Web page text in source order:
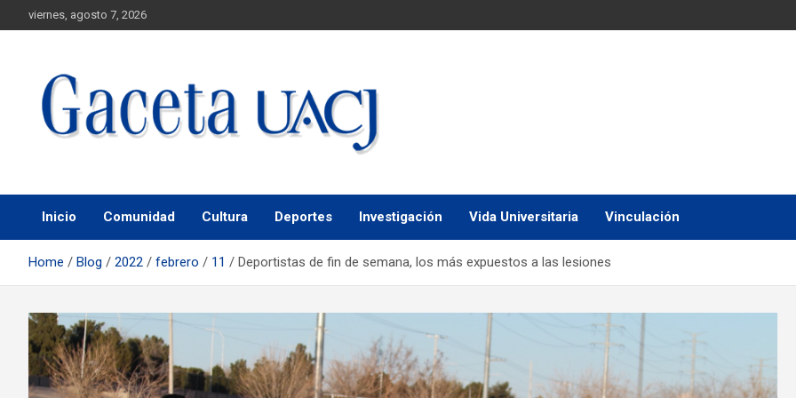
viernes, agosto 7, 2026
Gaceta UACJ
Inicio Comunidad Cultura Deportes Investigación Vida Universitaria Vinculación
Home Blog 2022 febrero 11 Deportistas de fin de semana, los más expuestos a las lesiones